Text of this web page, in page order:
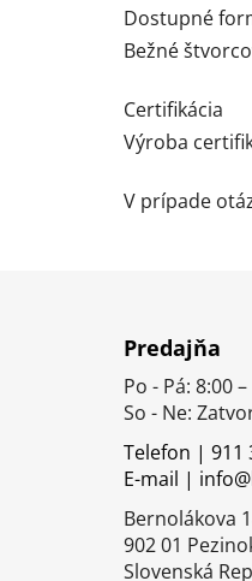
Dostupné
Bežné
Certifikácia
Výroba
V prípade
Predajňa
Po - Pá: 8:00
So - Ne:
Telefon | 911
E-mail |
Bernolákova
902 01
Slovenská